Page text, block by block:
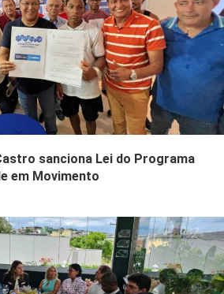
sanciona Lei do Programa
em Movimento